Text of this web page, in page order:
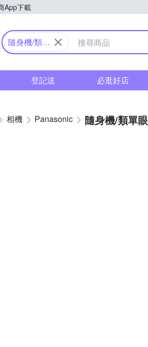
App下載
購物中心
隨身機/類單
登記送 必逛好店
相機 Panasonic 隨身機/類單眼